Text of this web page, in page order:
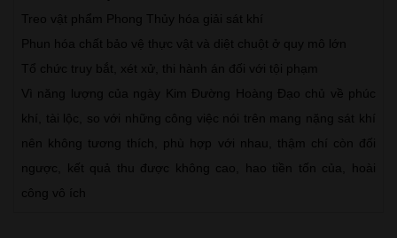
Treo vật phẩm Phong Thủy hóa giải sát khí
Phun hóa chất bảo vệ thực vật và diệt chuột ở quy mô lớn
Tổ chức truy bắt, xét xử, thi hành án đối với tội phạm
Vì năng lượng của ngày Kim Đường Hoàng Đạo chủ về phúc
khí, tài lộc, so với những công việc nói trên mang nặng sát khí
nên không tương thích, phù hợp với nhau, thậm chí còn đối
ngược, kết quả thu được không cao, hao tiền tốn của, hoài
công vô ích